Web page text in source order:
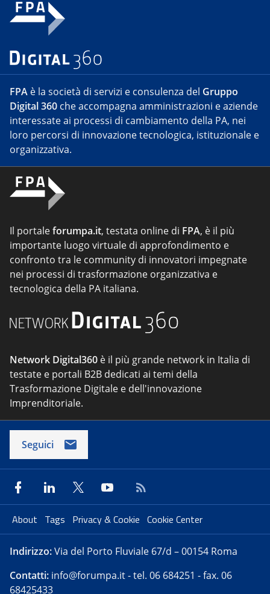
FPA è la società di servizi e consulenza del Gruppo
Digital 360 che accompagna amministrazioni e aziende
interessate ai processi di cambiamento della PA, nei
loro percorsi di innovazione tecnologica, istituzionale e
organizzativa.
Il portaleforumpa.it, testata online di FPA, è il più
importante luogo virtuale di approfondimento e
confronto tra le community di innovatori impegnate
nei processi di trasformazione organizzativa e
tecnologica della PA italiana.
Network Digital360 è il più grande network in Italia di
testate e portali B2B dedicati ai temi della
Trasformazione Digitale e dell'innovazione
Imprenditoriale.
Seguici
About Tags Privacy & Cookie Cookie Center
Indirizzo:Via del Porto Fluviale 67/d – 00154 Roma
Contatti: info@forumpa.it- tel. 06 684251 - fax. 06
68425433